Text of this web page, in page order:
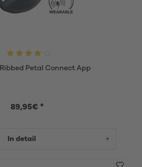
Petal Connect App
89,95€ *
In detail